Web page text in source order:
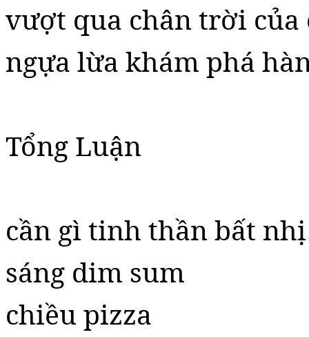
vượt qua chân trời của
ngựa lừa khám phá
Tổng Luận
cần gì tinh thần bất nhị
sáng dim sum
chiều pizza